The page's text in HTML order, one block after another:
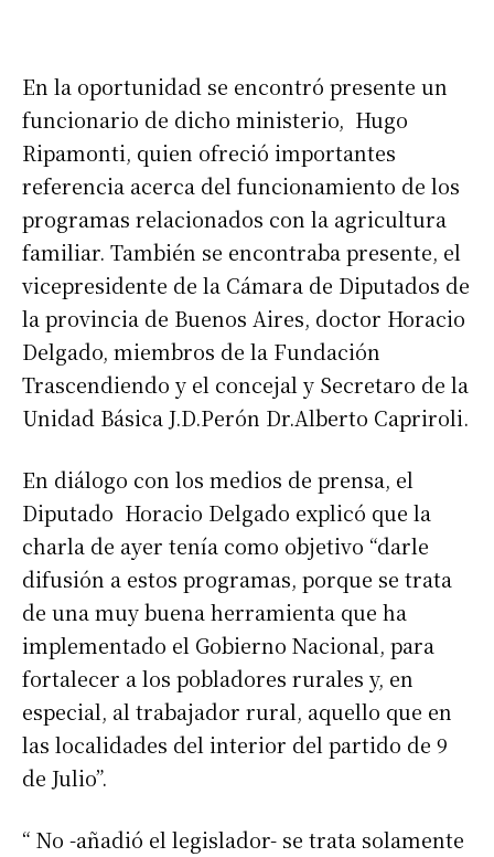
En la oportunidad se encontró presente un
funcionario de dicho ministerio, Hugo
Ripamonti, quien ofreció importantes
referencia acerca del funcionamiento de los
programas relacionados con la agricultura
familiar. También se encontraba presente, el
vicepresidente de la Cámara de Diputados de
la provincia de Buenos Aires, doctor Horacio
Delgado, miembros de la Fundación
Trascendiendo y el concejal y Secretaro de la
Unidad Básica J.D.Perón Dr.Alberto Capriroli.
En diálogo con los medios de prensa, el
Diputado Horacio Delgado explicó que la
charla de ayer tenía como objetivo “darle
difusión a estos programas, porque se trata
de una muy buena herramienta que ha
implementado el Gobierno Nacional, para
fortalecer a los pobladores rurales y, en
especial, al trabajador rural, aquello que en
las localidades del interior del partido de 9
de Julio”.
“ No -añadió el legislador- se trata solamente